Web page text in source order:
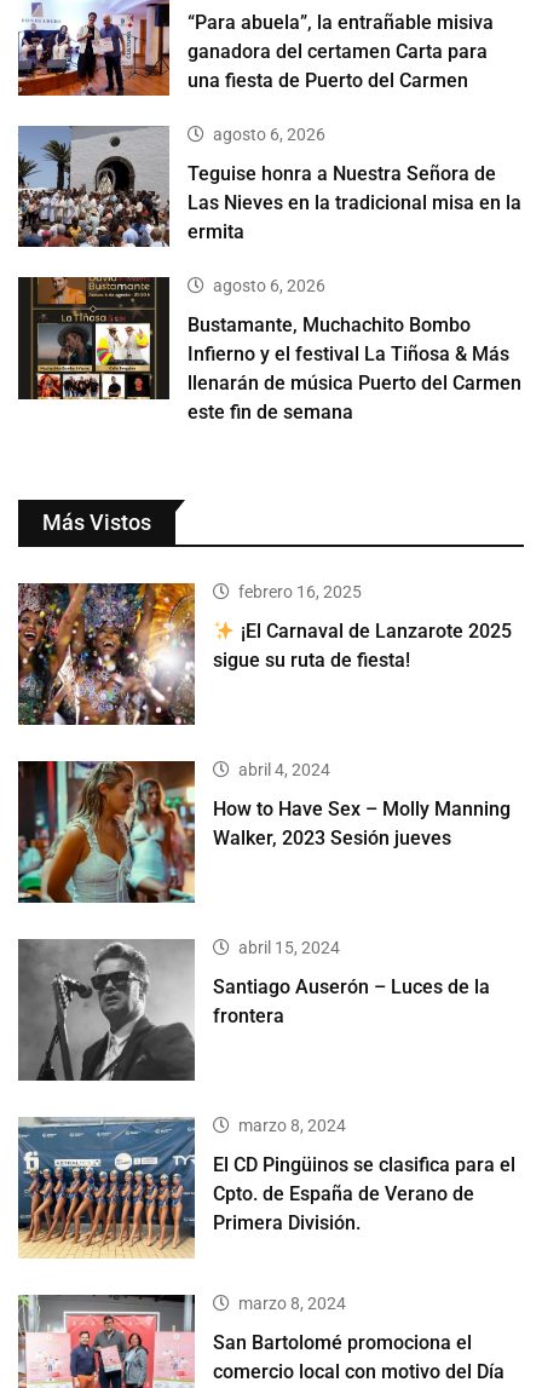
“Para abuela”, la entrañable misiva
ganadora del certamen Carta para
una fiesta de Puerto del Carmen
agosto 6, 2026
Teguise honra a Nuestra Señora de
Las Nieves en la tradicional misa en la
ermita
agosto 6, 2026
Bustamante, Muchachito Bombo
Infierno y el festival La Tiñosa & Más
llenarán de música Puerto del Carmen
este fin de semana
Más Vistos
febrero 16, 2025
¡El Carnaval de Lanzarote 2025
sigue su ruta de fiesta!
abril 4, 2024
How to Have Sex – Molly Manning
Walker, 2023 Sesión jueves
abril 15, 2024
Santiago Auserón – Luces de la
frontera
marzo 8, 2024
El CD Pingüinos se clasifica para el
Cpto. de España de Verano de
Primera División.
marzo 8, 2024
San Bartolomé promociona el
comercio local con motivo del Día